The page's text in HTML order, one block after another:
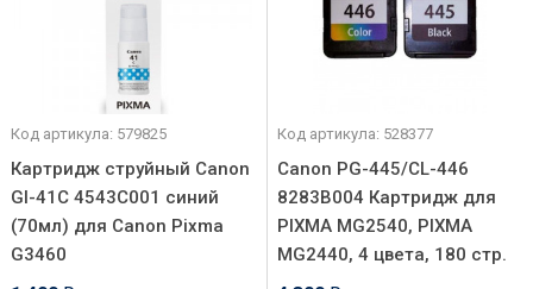
Код артикула: 579825
Картридж струйный Canon
GI-41C 4543C001 синий
(70мл) для Canon Pixma
G3460
Код артикула: 528377
Canon PG-445/CL-446
8283B004 Картридж для
PIXMA MG2540, PIXMA
MG2440, 4 цвета, 180 стр.